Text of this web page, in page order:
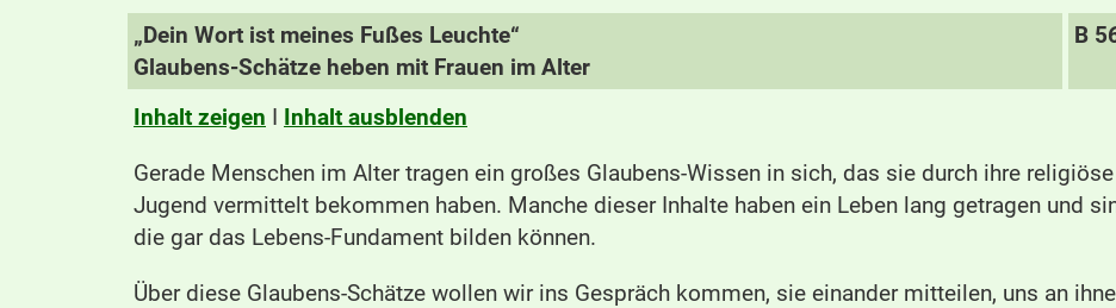
„Dein Wort ist meines Fußes Leuchte“
Glaubens-Schätze heben mit Frauen im Alter
B
Inhalt zeigen I Inhalt ausblenden
Gerade Menschen im Alter tragen ein großes Glaubens-Wissen in sich, das sie durch ihre
Jugend vermittelt bekommen haben. Manche dieser Inhalte haben ein Leben lang getragen und
die gar das Lebens-Fundament bilden können.
Über diese Glaubens-Schätze wollen wir ins Gespräch kommen, sie einander mitteilen, uns an